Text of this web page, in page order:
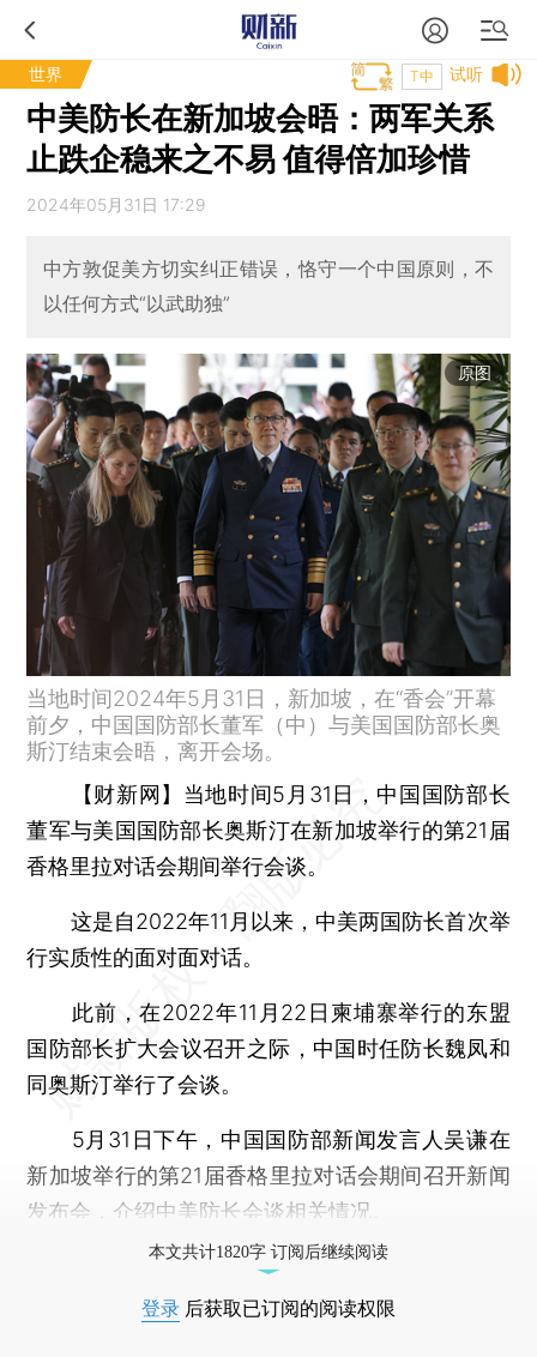
世界 试听
T中
中美防长在新加坡会晤：两军关系
止跌企稳来之不易 值得倍加珍惜
2024年05月31日 17:29
中方敦促美方切实纠正错误，恪守一个中国原则，不
以任何方式“以武助独”
原图
当地时间2024年5月31日，新加坡，在“香会”开幕
前夕，中国国防部长董军（中）与美国国防部长奥
斯汀结束会晤，离开会场。
【财新网】 当地时间5月31日，中国国防部长
董军与美国国防部长奥斯汀在新加坡举行的第21届
香格里拉对话会期间举行会谈。
这是自2022年11月以来，中美两国防长首次举
行实质性的面对面对话。
此前，在2022年11月22日柬埔寨举行的东盟
国防部长扩大会议召开之际，中国时任防长魏凤和
同奥斯汀举行了会谈。
5月31日下午，中国国防部新闻发言人吴谦在
新加坡举行的第21届香格里拉对话会期间召开新闻
发布会，介绍中美防长会谈相关情况。
本文共计1820字 订阅后继续阅读
登录 后获取已订阅的阅读权限